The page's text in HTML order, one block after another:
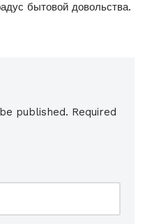
бытовой довольства.
published. Required